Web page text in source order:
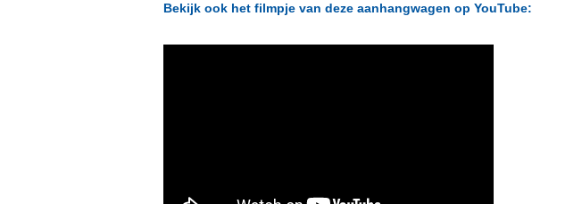
Bekijk ook het filmpje van deze aanhangwagen op YouTube: